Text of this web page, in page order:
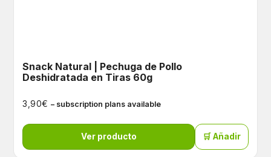
Snack Natural | Pechuga de Pollo
Deshidratada en Tiras 60g
3,90€ – subscription plans available
Ver producto 🛒 Añadir